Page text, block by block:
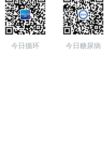
今日循环 今日糖尿病